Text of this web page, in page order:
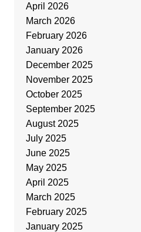
April 2026
March 2026
February 2026
January 2026
December 2025
November 2025
October 2025
September 2025
August 2025
July 2025
June 2025
May 2025
April 2025
March 2025
February 2025
January 2025